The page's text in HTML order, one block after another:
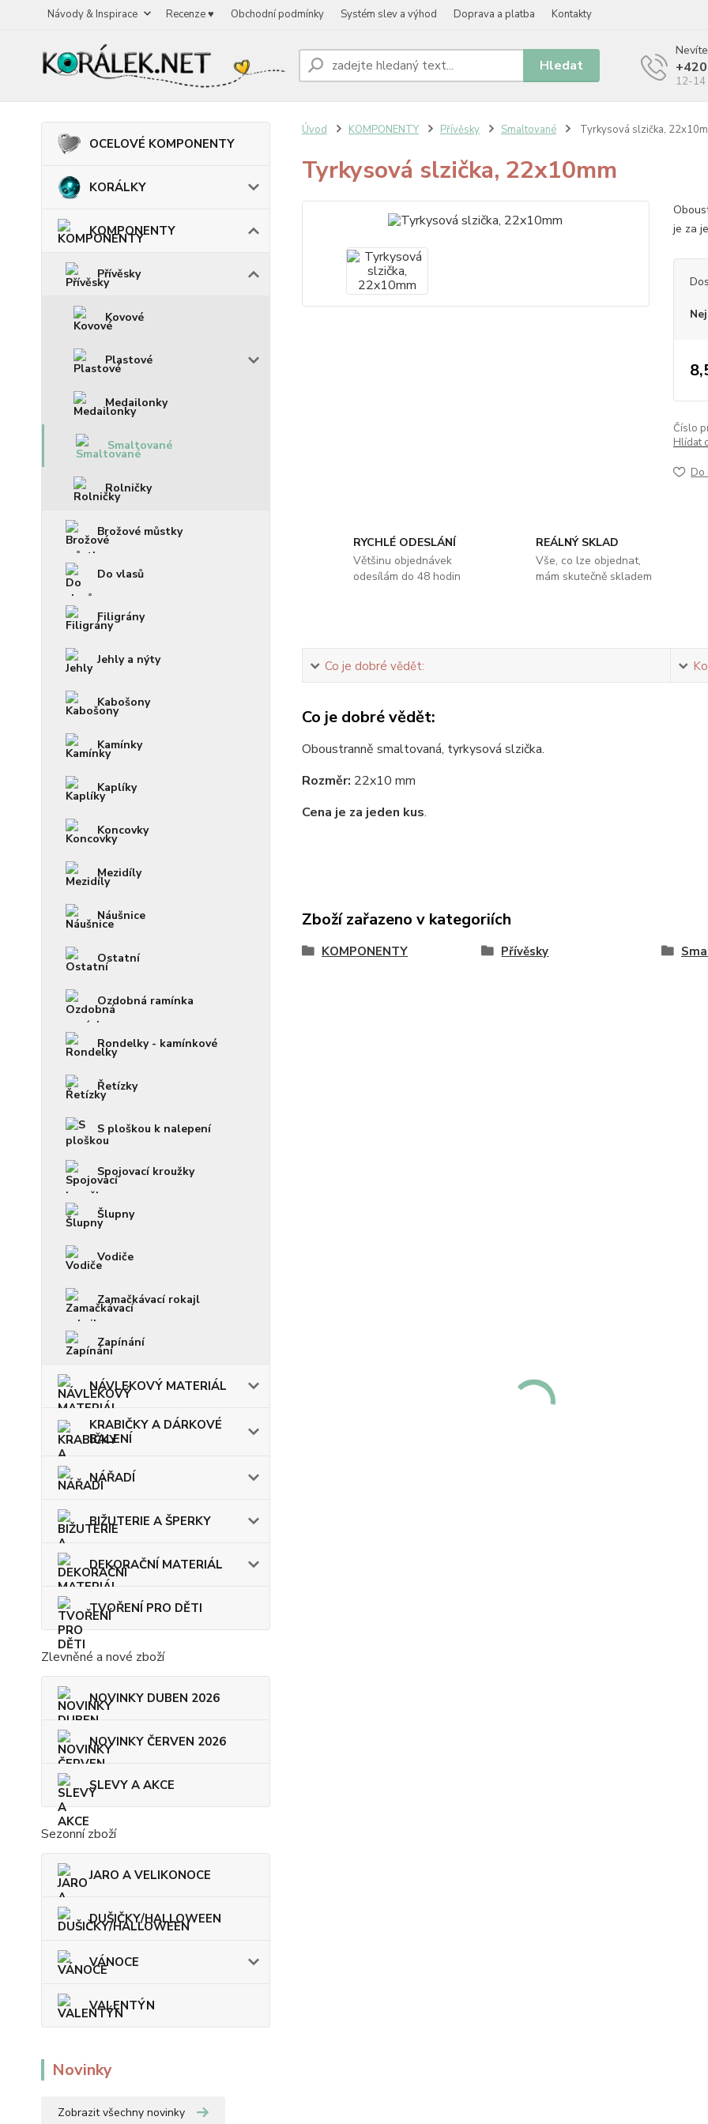
Návody & Inspirace Recenze ♥ Obchodní podmínky Systém slev a výhod Doprava a platba Kontakty
Hledat
12-14
OCELOVÉ KOMPONENTY
KORÁLKY
KOMPONENTY
Přívěsky
Kovové
Plastové
Medailonky
Smaltované
Rolničky
Brožové můstky
Do vlasů
Filigrány
Jehly a nýty
Kabošony
Kamínky
Kaplíky
Koncovky
Mezidíly
Náušnice
Ostatní
Ozdobná ramínka
Rondelky - kamínkové
Řetízky
S ploškou k nalepení
Spojovací kroužky
Šlupny
Vodiče
Zamačkávací rokajl
Zapínání
NÁVLEKOVÝ MATERIÁL
KRABIČKY A DÁRKOVÉ
BALENÍ
NÁŘADÍ
BIŽUTERIE A ŠPERKY
DEKORAČNÍ MATERIÁL
TVOŘENÍ PRO DĚTI
Zlevněné a nové zboží
NOVINKY DUBEN 2026
NOVINKY ČERVEN 2026
SLEVY A AKCE
Sezonní zboží
JARO A VELIKONOCE
DUŠIČKY/HALLOWEEN
VÁNOCE
VALENTÝN
Novinky
Zobrazit všechny novinky
Úvod KOMPONENTY Přívěsky Smaltované Tyrkysová slzička,
Tyrkysová slzička, 22x10mm
je za
Číslo
Hlídat
Do
RYCHLÉ ODESLÁNÍ
Většinu objednávek
odesílám do 48 hodin
REÁLNÝ SKLAD
Vše, co lze objednat,
mám skutečně skladem
Co je dobré vědět:
Co je dobré vědět:
Oboustranně smaltovaná, tyrkysová slzička.
Rozměr: 22x10 mm
Cena je za jeden kus.
Zboží zařazeno v kategoriích
KOMPONENTY Přívěsky